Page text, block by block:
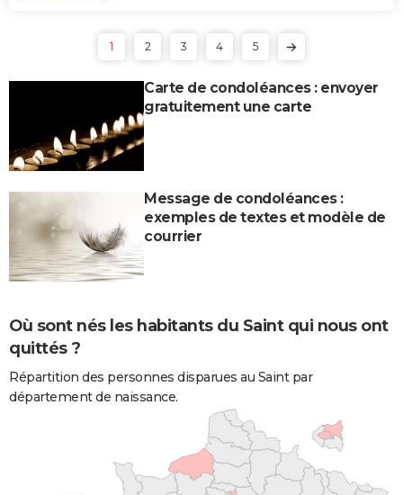
1 2 3 4 5
Carte de condoléances : envoyer
gratuitement une carte
Message de condoléances :
exemples de textes et modèle de
courrier
Où sont nés les habitants du Saint qui nous ont
quittés ?
Répartition des personnes disparues au Saint par
département de naissance.